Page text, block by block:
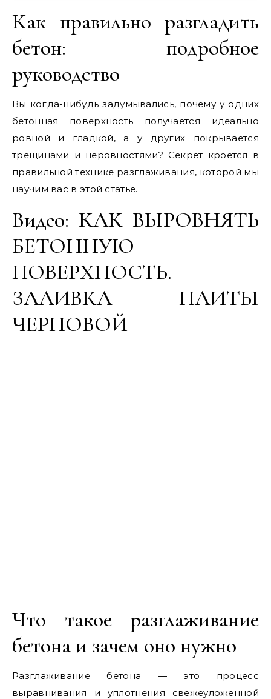
Как правильно разгладить
бетон: подробное
руководство
Вы когда-нибудь задумывались, почему у одних
бетонная поверхность получается идеально
ровной и гладкой, а у других покрывается
трещинами и неровностями? Секрет кроется в
правильной технике разглаживания, которой мы
научим вас в этой статье.
Видео: КАК ВЫРОВНЯТЬ
БЕТОННУЮ
ПОВЕРХНОСТЬ.
ЗАЛИВКА ПЛИТЫ
ЧЕРНОВОЙ
Что такое разглаживание
бетона и зачем оно нужно
Разглаживание бетона — это процесс
выравнивания и уплотнения свежеуложенной